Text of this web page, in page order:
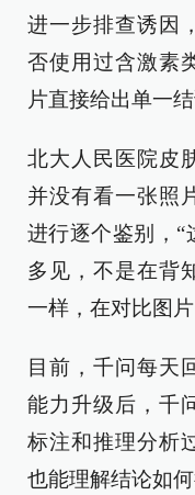
进一步排查诱因
否使用过含激素
片直接给出单一结
北大人民医院皮
并没有看一张照
进行逐个鉴别，
多见，不是在背
一样，在对比图
目前，千问每天
能力升级后，千
标注和推理分析
也能理解结论如何